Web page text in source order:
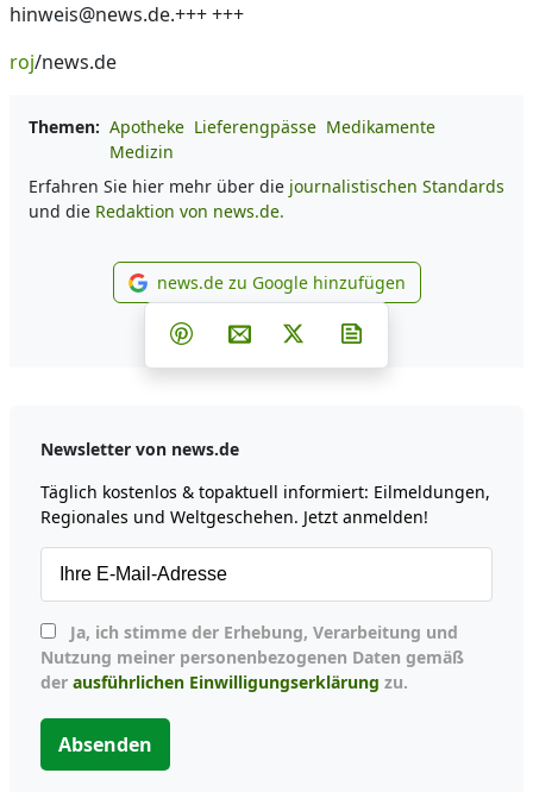
hinweis@news.de.+++ +++
roj/news.de
Themen: Apotheke Lieferengpässe Medikamente
Medizin
Erfahren Sie hier mehr über die journalistischen Standards
und die Redaktion von news.de.
news.de zu Google
news.de zu Google hinzufügen
Teilen auf Facebook
Teilen auf Whatsapp
Teilen auf Telegram
Teilen auf Pinterest
Per E-Mail teilen
Post auf X
Newsletter von news.de
Täglich kostenlos & topaktuell informiert: Eilmeldungen,
Regionales und Weltgeschehen. Jetzt anmelden!
Nutzung meiner personenbezogenen Daten gemäß
der ausführlichen Einwilligungserklärung zu.
Absenden